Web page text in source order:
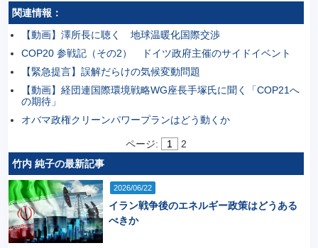
関連情報：
【動画】澤所長に聴く 地球温暖化国際交渉
COP20 参戦記（その2） ドイツ政府主催のサイドイベント
【緊急提言】誤解だらけの気候変動問題
【動画】経団連国際環境戦略WG座長手塚氏に聞く「COP21へ
の期待」
オバマ政権クリーンパワープランはどう動くか
ページ: 1
2
竹内 純子の最新記事
2026/06/22
イラン戦争後のエネルギー政策はどうある
べきか